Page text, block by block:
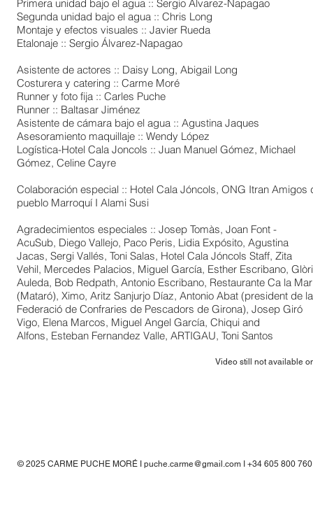
Primera unidad bajo el agua :: Sergio Álvarez-Napagao
Segunda unidad bajo el agua :: Chris Long
Montaje y efectos visuales :: Javier Rueda
Etalonaje :: Sergio Álvarez-Napagao
Asistente de actores :: Daisy Long, Abigail Long
Costurera y catering :: Carme Moré
Runner y foto fija :: Carles Puche
Runner :: Baltasar Jiménez
Asistente de cámara bajo el agua :: Agustina Jaques
Asesoramiento maquillaje :: Wendy López
Logística-Hotel Cala Joncols :: Juan Manuel Gómez, Michael
Gómez, Celine Cayre
Colaboración especial :: Hotel Cala Jóncols, ONG Itran Amigos
pueblo Marroquí I Alami Susi
Agradecimientos especiales :: Josep Tomàs, Joan Font -
AcuSub, Diego Vallejo, Paco Peris, Lidia Expósito, Agustina
Jacas, Sergi Vallés, Toni Salas, Hotel Cala Jóncols Staff, Zita
Vehil, Mercedes Palacios, Miguel García, Esther Escribano,
Auleda, Bob Redpath, Antonio Escribano, Restaurante Ca la
(Mataró), Ximo, Aritz Sanjurjo Díaz, Antonio Abat (president de la
Federació de Confraries de Pescadors de Girona), Josep Giró
Vigo, Elena Marcos, Miguel Angel García, Chiqui and
Alfons, Esteban Fernandez Valle, ARTIGAU, Toni Santos ​
Video still not available
© 2025 CARME PUCHE MORÉ I puche.carme@gmail.com I +34 605 800 760